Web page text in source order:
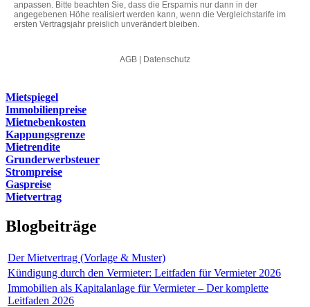
Mietspiegel
Immobilienpreise
Mietnebenkosten
Kappungsgrenze
Mietrendite
Grunderwerbsteuer
Strompreise
Gaspreise
Mietvertrag
Blogbeiträge
Der Mietvertrag (Vorlage & Muster)
Kündigung durch den Vermieter: Leitfaden für Vermieter 2026
Immobilien als Kapitalanlage für Vermieter – Der komplette
Leitfaden 2026